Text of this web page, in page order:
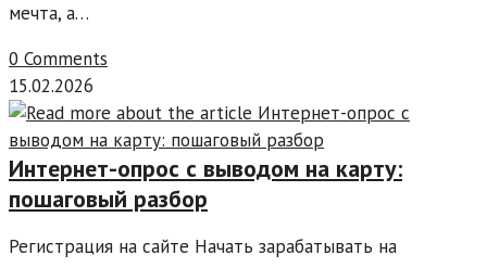
мечта, а…
0 Comments
15.02.2026
Интернет-опрос с выводом на карту:
пошаговый разбор
Регистрация на сайте Начать зарабатывать на